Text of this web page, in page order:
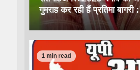
गुमराह कर रही हैं प्रतिमा बागरी
1 min read